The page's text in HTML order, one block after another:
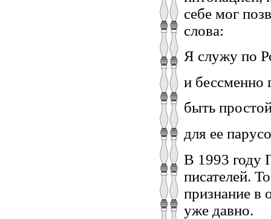
себе мог
слова:
Я служу по
и бессменно
быть
для ее
В 1993 году
писателей.
признание в
уже давно.